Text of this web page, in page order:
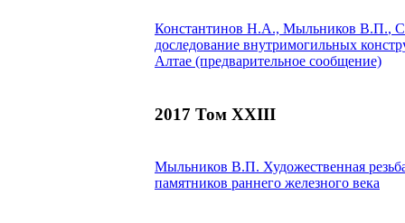
Константинов Н.А., Мыльников В.П.,
доследование внутримогильных
Алтае (предварительное сообщение)
2017 Том XXIII
Мыльников В.П. Художественная
памятников раннего железного века